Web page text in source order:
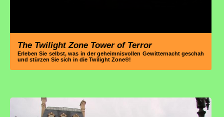
The Twilight Zone Tower of Terror
Erleben Sie selbst, was in der geheimnisvollen Gewitternacht geschah
und stürzen Sie sich in die Twilight Zone®!